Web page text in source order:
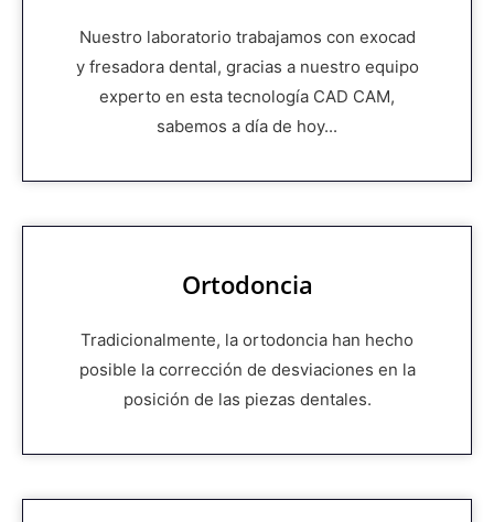
Nuestro laboratorio trabajamos con exocad
y fresadora dental, gracias a nuestro equipo
experto en esta tecnología CAD CAM,
sabemos a día de hoy...
Ortodoncia
Tradicionalmente, la ortodoncia han hecho
posible la corrección de desviaciones en la
posición de las piezas dentales.